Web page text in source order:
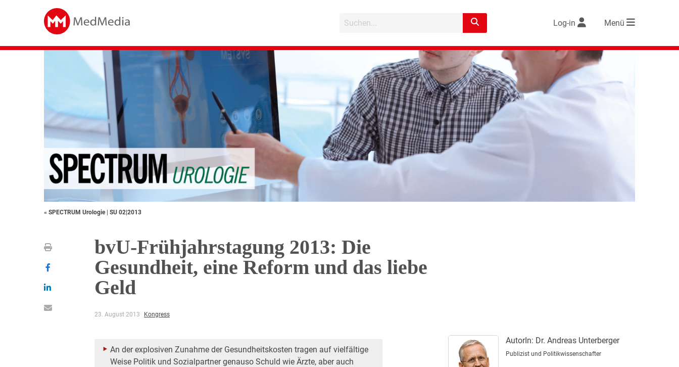
Log-in Menü
« SPECTRUM Urologie | SU 02|2013
bvU-Frühjahrstagung 2013: Die
Gesundheit, eine Reform und das liebe
Geld
23. August 2013 Kongress
An der explosiven Zunahme der Gesundheitskosten tragen auf vielfältige
Weise Politik und Sozialpartner genauso Schuld wie Ärzte, aber auch
AutorIn: Dr. Andreas Unterberger
Publizist und Politikwissenschafter